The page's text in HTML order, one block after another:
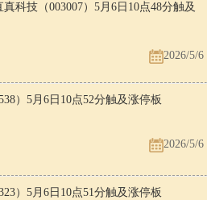
科技（003007）5月6日10点48分触及
2026/5/6
）5月6日10点52分触及涨停板
2026/5/6
）5月6日10点51分触及涨停板